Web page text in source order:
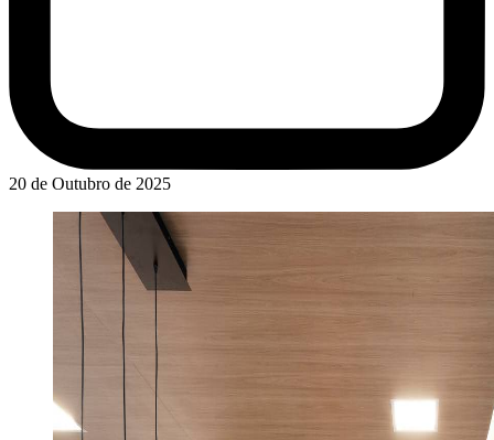
20 de Outubro de 2025